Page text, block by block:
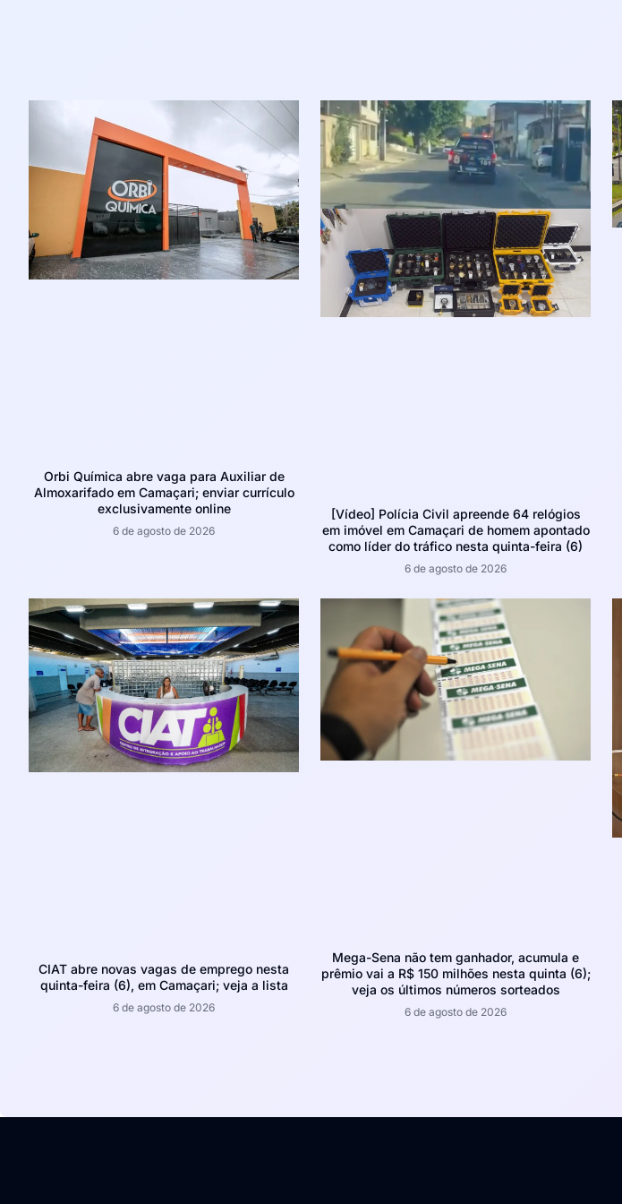
Orbi Química abre vaga para Auxiliar de
Almoxarifado em Camaçari; enviar currículo
exclusivamente online
6 de agosto de 2026
[Vídeo] Polícia Civil apreende 64 relógios
em imóvel em Camaçari de homem apontado
como líder do tráfico nesta quinta-feira (6)
6 de agosto de 2026
CIAT abre novas vagas de emprego nesta
quinta-feira (6), em Camaçari; veja a lista
6 de agosto de 2026
Mega-Sena não tem ganhador, acumula e
prêmio vai a R$ 150 milhões nesta quinta (6);
veja os últimos números sorteados
6 de agosto de 2026